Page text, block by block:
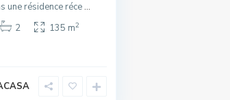
une résidence réce...
2 135 m2